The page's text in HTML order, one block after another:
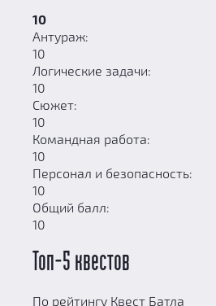
10
Антураж:
10
Логические задачи:
10
Сюжет:
10
Командная работа:
10
Персонал и безопасность:
10
Общий балл:
10
Топ-5 квестов
По рейтингу Квест Батла